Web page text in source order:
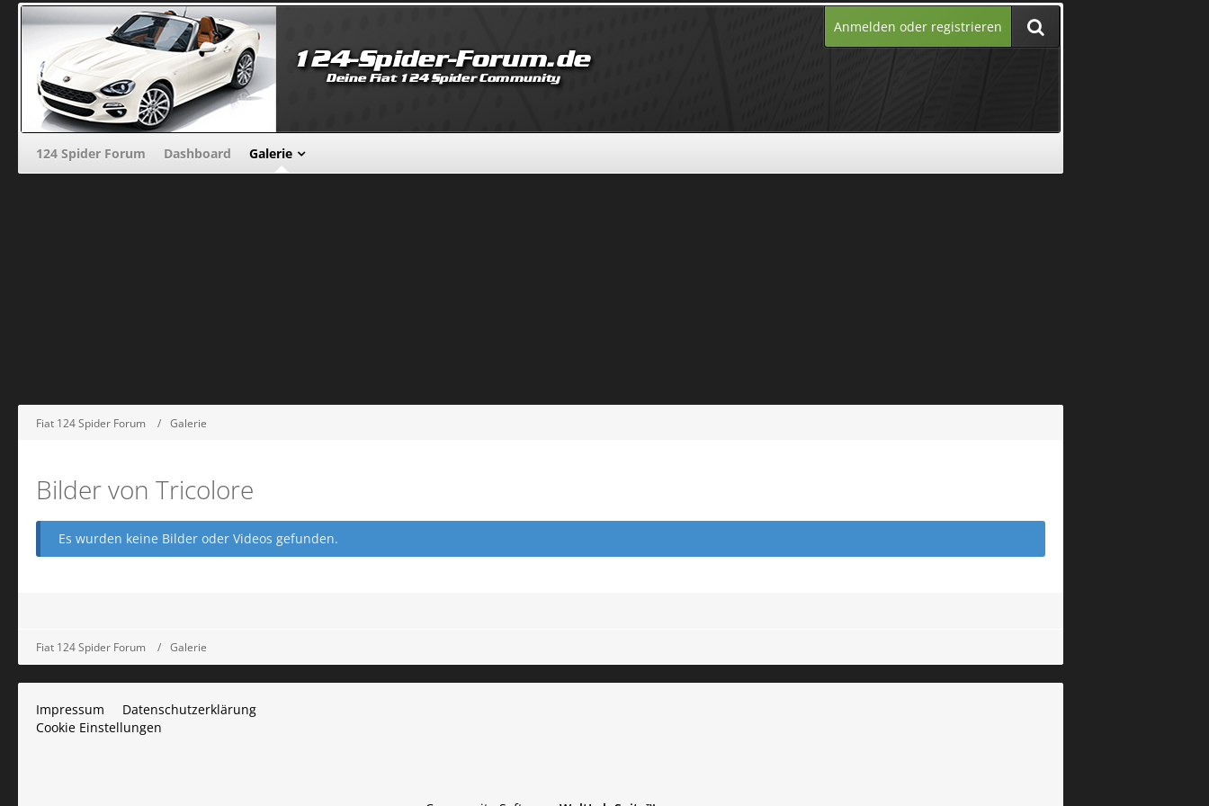
Anmelden oder registrieren
124 Spider Forum Dashboard Galerie
Fiat 124 Spider Forum Galerie
Bilder von Tricolore
Es wurden keine Bilder oder Videos gefunden.
Fiat 124 Spider Forum Galerie
Impressum
Datenschutzerklärung
Cookie Einstellungen